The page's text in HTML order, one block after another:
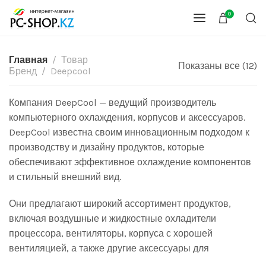
0
Главная
Товар
Бренд
Deepcool Показаны все (12)
Компания DeepCool — ведущий производитель
компьютерного охлаждения, корпусов и аксессуаров.
DeepCool известна своим инновационным подходом к
производству и дизайну продуктов, которые
обеспечивают эффективное охлаждение компонентов
и стильный внешний вид.
Они предлагают широкий ассортимент продуктов,
включая воздушные и жидкостные охладители
процессора, вентиляторы, корпуса с хорошей
вентиляцией, а также другие аксессуары для